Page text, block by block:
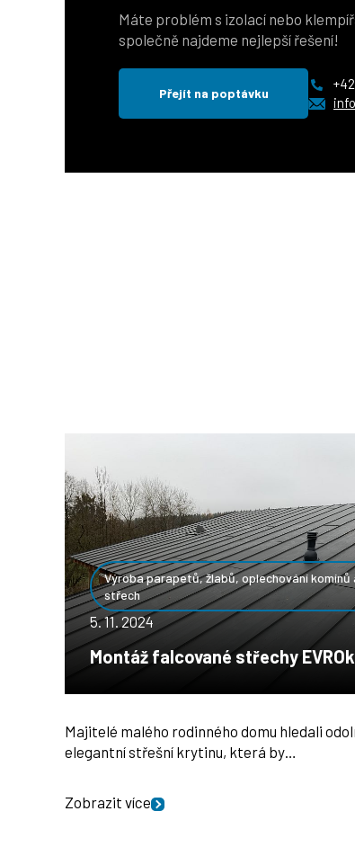
Máte problém s izolací nebo
společně najdeme nejlepší řešení!
Přejít na poptávku
Výroba parapetů, žlabů, oplechování komínů
střech
5. 11. 2024
Montáž falcované střechy
Majitelé malého rodinného domu hledali
elegantní střešní krytinu, která by…
Zobrazit více